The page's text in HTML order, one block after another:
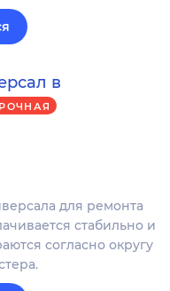
в
для ремонта
стабильно и
согласно округу